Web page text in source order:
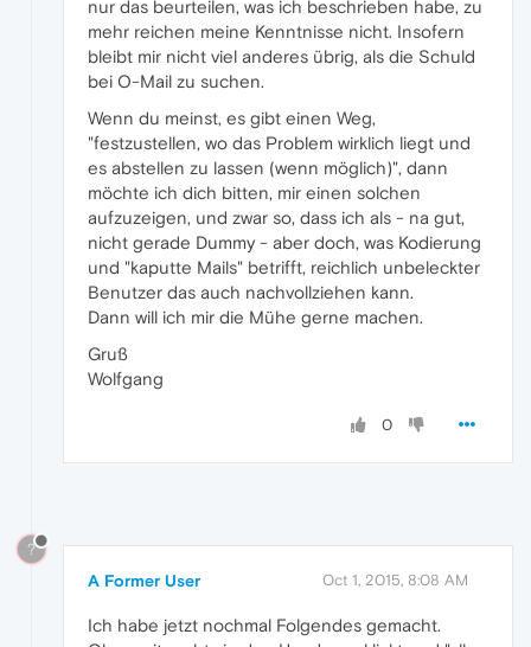
nur das beurteilen, was ich beschrieben habe, zu
mehr reichen meine Kenntnisse nicht. Insofern
bleibt mir nicht viel anderes übrig, als die Schuld
bei O-Mail zu suchen.
Wenn du meinst, es gibt einen Weg,
"festzustellen, wo das Problem wirklich liegt und
es abstellen zu lassen (wenn möglich)", dann
möchte ich dich bitten, mir einen solchen
aufzuzeigen, und zwar so, dass ich als - na gut,
nicht gerade Dummy - aber doch, was Kodierung
und "kaputte Mails" betrifft, reichlich unbeleckter
Benutzer das auch nachvollziehen kann.
Dann will ich mir die Mühe gerne machen.
Gruß
Wolfgang
0
?
A Former User Oct 1, 2015, 8:08 AM
Ich habe jetzt nochmal Folgendes gemacht.